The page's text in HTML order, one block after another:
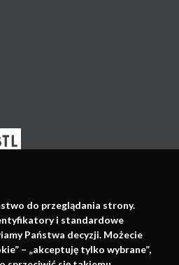
do przeglądania strony.
i standardowe
Państwa decyzji. Możecie
– „akceptuję tylko wybrane”,